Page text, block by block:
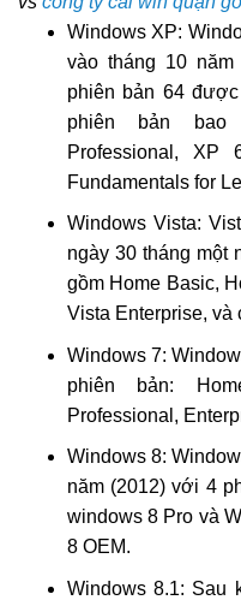
Windows XP:
vào tháng 10
phiên bản 64
phiên bản bao
Professional,
Fundamentals for
Windows Vista:
ngày 30 tháng một
gồm Home Basic,
Vista Enterprise, và
Windows 7:
phiên bản:
Professional,
Windows 8:
năm (2012) với 4
windows 8 Pro và
8 OEM.
Windows 8.1: Sau